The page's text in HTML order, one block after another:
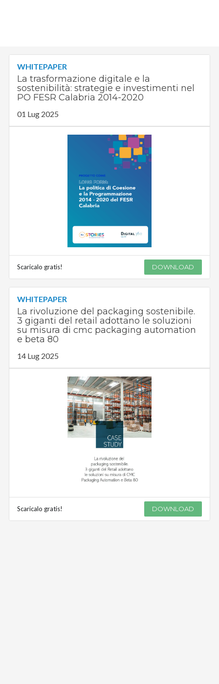
WHITEPAPER
La trasformazione digitale e la
sostenibilità: strategie e investimenti nel
PO FESR Calabria 2014-2020
01 Lug 2025
Scaricalo gratis! DOWNLOAD
WHITEPAPER
La rivoluzione del packaging sostenibile.
3 giganti del retail adottano le soluzioni
su misura di cmc packaging automation
e beta 80
14 Lug 2025
Scaricalo gratis! DOWNLOAD